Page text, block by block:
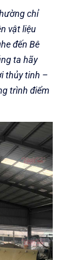
chỉ
vật liệu
đến Bê
ta hãy
thủy tinh –
trình điểm